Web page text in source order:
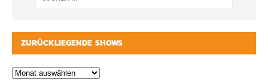
ZURÜCKLIEGENDE SHOWS